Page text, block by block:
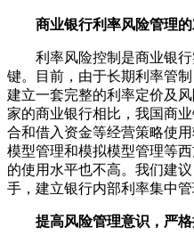
商业银行利率风险管理的
利率风险控制是商业银行
键。目前，由于长期利率管
建立一套完整的利率定价及
家的商业银行相比，我国商
合和借入资金等经营策略使
模型管理和模拟模型管理等
的使用水平也不高。我们建
手，建立银行内部利率集中管
提高风险管理意识，严格